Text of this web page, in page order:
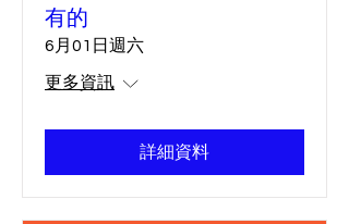
有的
6月01日週六
更多資訊
詳細資料